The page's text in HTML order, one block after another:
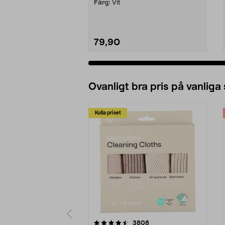
Färg: Vit
79,90
Ovanligt bra pris på vanliga
Kolla priset
3808recensioner
4.0av 5 stjärnor